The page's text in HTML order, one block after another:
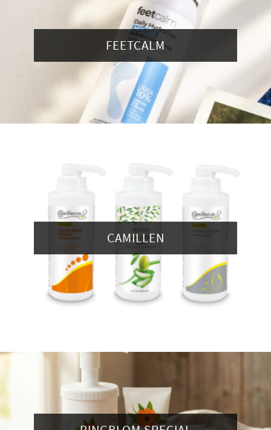
FEETCALM
CAMILLEN